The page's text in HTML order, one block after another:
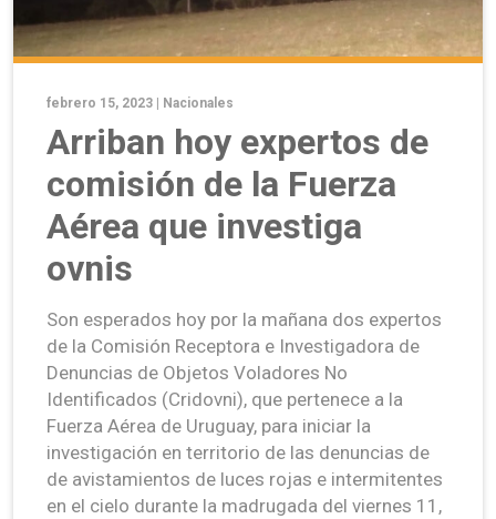
febrero 15, 2023 | Nacionales
Arriban hoy expertos de
comisión de la Fuerza
Aérea que investiga
ovnis
Son esperados hoy por la mañana dos expertos
de la Comisión Receptora e Investigadora de
Denuncias de Objetos Voladores No
Identificados (Cridovni), que pertenece a la
Fuerza Aérea de Uruguay, para iniciar la
investigación en territorio de las denuncias de
de avistamientos de luces rojas e intermitentes
en el cielo durante la madrugada del viernes 11,